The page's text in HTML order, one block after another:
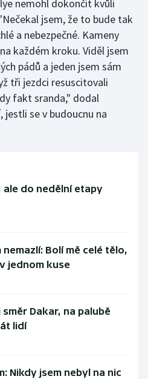
nemohl dokončit kvůli
jsem, že to bude tak
a nebezpečné. Kameny
každém kroku. Viděl jsem
pádů a jeden jsem sám
tři jezdci resuscitovali
fakt sranda," dodal
se v budoucnu na
ale do nedělní etapy
Bolí mě celé tělo,
jednom kuse
Dakar, na palubě
lidí
Nikdy jsem nebyl na nic